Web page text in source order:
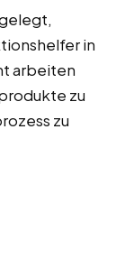
in
arbeiten
zu
zu